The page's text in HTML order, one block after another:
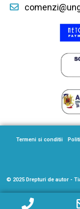
© 2025 Drepturi de autor -
Termeni si conditii